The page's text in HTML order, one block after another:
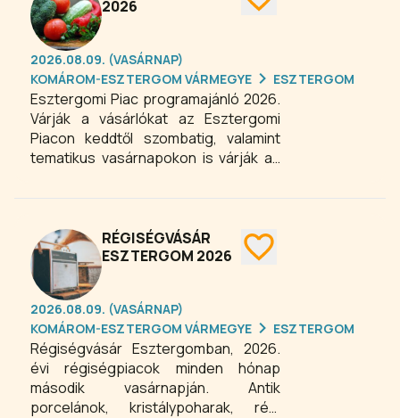
a közönséget.
2026
2026.08.09. (VASÁRNAP)
KOMÁROM-ESZTERGOM VÁRMEGYE
ESZTERGOM
Esztergomi Piac programajánló 2026.
Várják a vásárlókat az Esztergomi
Piacon keddtől szombatig, valamint
tematikus vasárnapokon is várják az
reggeliről, heti bevásárlásról vagy egy
RÉGISÉGVÁSÁR
ESZTERGOM 2026
2026.08.09. (VASÁRNAP)
KOMÁROM-ESZTERGOM VÁRMEGYE
ESZTERGOM
Régiségvásár Esztergomban, 2026.
évi régiségpiacok minden hónap
második vasárnapján. Antik
porcelánok, kristálypoharak, régi